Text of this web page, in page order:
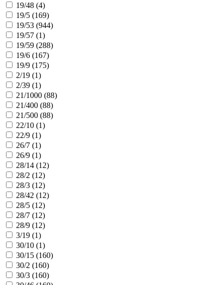
19/48 (4)
19/5 (169)
19/53 (944)
19/57 (1)
19/59 (288)
19/6 (167)
19/9 (175)
2/19 (1)
2/39 (1)
21/1000 (88)
21/400 (88)
21/500 (88)
22/10 (1)
22/9 (1)
26/7 (1)
26/9 (1)
28/14 (12)
28/2 (12)
28/3 (12)
28/42 (12)
28/5 (12)
28/7 (12)
28/9 (12)
3/19 (1)
30/10 (1)
30/15 (160)
30/2 (160)
30/3 (160)